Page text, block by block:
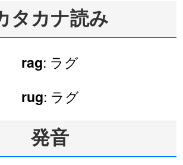
タカナ読み
rag: ラグ
rug: ラグ
発音